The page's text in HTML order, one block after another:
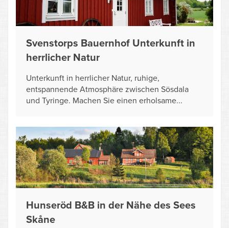
Svenstorps Bauernhof Unterkunft in
herrlicher Natur
Unterkunft in herrlicher Natur, ruhige,
entspannende Atmosphäre zwischen Sösdala
und Tyringe. Machen Sie einen erholsame...
Hunseröd B&B in der Nähe des Sees
Skåne